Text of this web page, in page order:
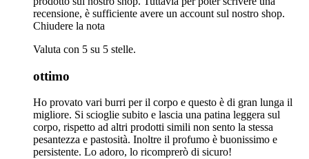
recensione, è sufficiente avere un account sul nostro shop.
Chiudere la nota
Valuta con 5 su 5 stelle.
ottimo
Ho provato vari burri per il corpo e questo è di gran lunga il
migliore. Si scioglie subito e lascia una patina leggera sul
corpo, rispetto ad altri prodotti simili non sento la stessa
pesantezza e pastosità. Inoltre il profumo è buonissimo e
persistente. Lo adoro, lo ricomprerò di sicuro!